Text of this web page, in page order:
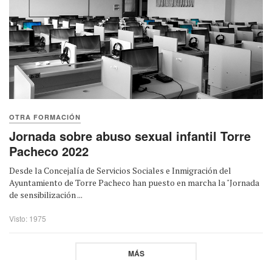
OTRA FORMACIÓN
Jornada sobre abuso sexual infantil Torre
Pacheco 2022
Desde la Concejalía de Servicios Sociales e Inmigración del
Ayuntamiento de Torre Pacheco han puesto en marcha la "Jornada
de sensibilización ...
Visto: 1975
MÁS